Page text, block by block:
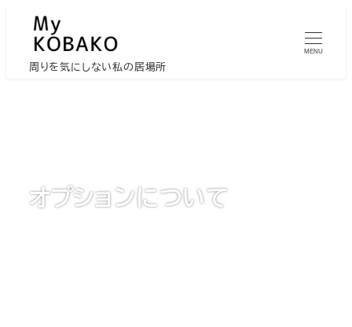
周りを気にしない私の居場所
MENU
オプションについて